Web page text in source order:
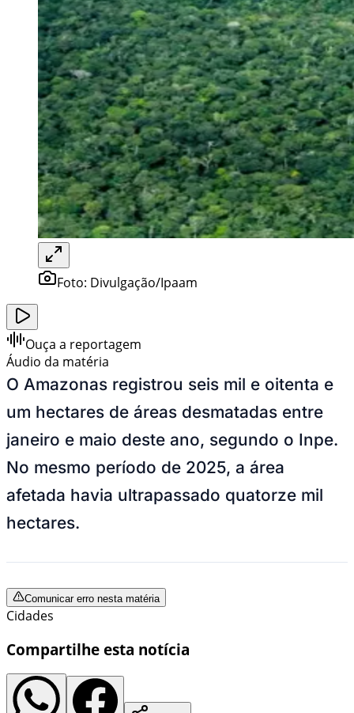
Foto: Divulgação/Ipaam
Ouça a reportagem
Áudio da matéria
O Amazonas registrou seis mil e oitenta e
um hectares de áreas desmatadas entre
janeiro e maio deste ano, segundo o Inpe.
No mesmo período de 2025, a área
afetada havia ultrapassado quatorze mil
hectares.
Comunicar erro nesta matéria
Cidades
Compartilhe esta notícia